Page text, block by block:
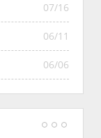
07/16
06/11
06/06